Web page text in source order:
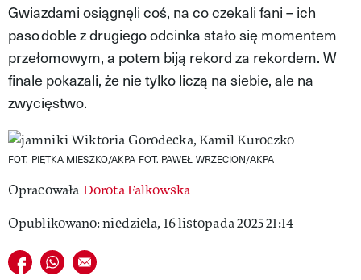
Gwiazdami osiągnęli coś, na co czekali fani – ich
paso doble z drugiego odcinka stało się momentem
przełomowym, a potem biją rekord za rekordem. W
finale pokazali, że nie tylko liczą na siebie, ale na
zwycięstwo.
FOT. PIĘTKA MIESZKO/AKPA FOT. PAWEŁ WRZECION/AKPA
Opracowała Dorota Falkowska
Opublikowano: niedziela, 16 listopada 2025 21:14
Udostępnij na facebook
Udostępnij na whatsapp
E-mail do przyjaciela